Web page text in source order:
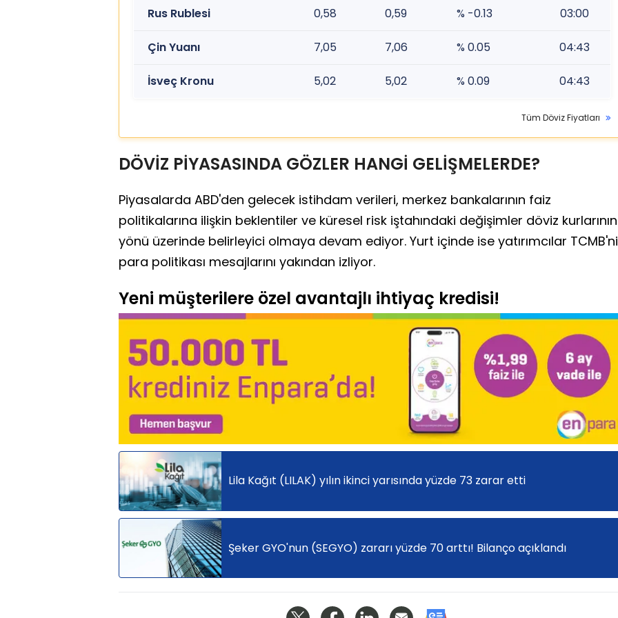
Rus Rublesi 0,58 0,59 % -0.13 03:00
Çin Yuanı 7,05 7,06 % 0.05 04:43
İsveç Kronu 5,02 5,02 % 0.09 04:43
Tüm Döviz Fiyatları
DÖVİZ PİYASASINDA GÖZLER HANGİ GELİŞMELERDE?
Piyasalarda ABD'den gelecek istihdam verileri, merkez bankalarının faiz
politikalarına ilişkin beklentiler ve küresel risk iştahındaki değişimler döviz kurlarının
yönü üzerinde belirleyici olmaya devam ediyor. Yurt içinde ise yatırımcılar
para politikası mesajlarını yakından izliyor.
Yeni müşterilere özel avantajlı ihtiyaç kredisi!
Lila Kağıt (LILAK) yılın ikinci yarısında yüzde 73 zarar etti
Şeker GYO'nun (SEGYO) zararı yüzde 70 arttı! Bilanço açıklandı